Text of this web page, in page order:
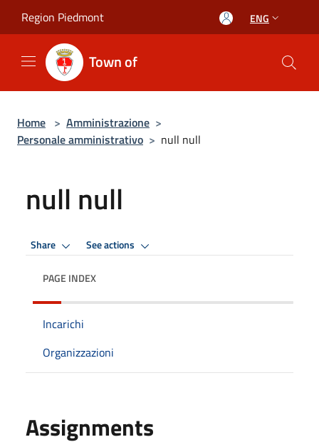
Region Piedmont ENG
Town of
Home > Amministrazione >
Personale amministrativo > null null
null null
Share See actions
PAGE INDEX
Incarichi
Organizzazioni
Assignments